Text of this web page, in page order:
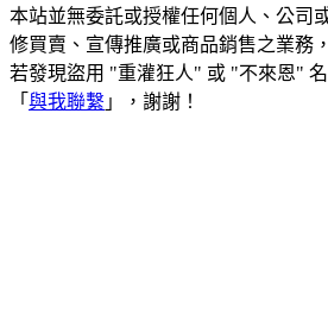
本站並無委託或授權任何個人、公司
修買賣、宣傳推廣或商品銷售之業務，
若發現盜用 "重灌狂人" 或 "不來恩"
「 與我聯繫 」，謝謝！